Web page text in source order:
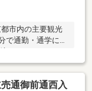
内の主要観光
で通勤・通学にも
だわりの間取
客間としても
も集中できる空
通御前通西入